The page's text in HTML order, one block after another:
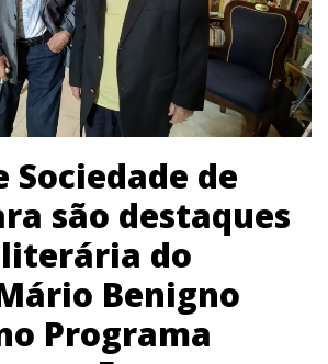
Sociedade de
são destaques
do
Benigno
Programa